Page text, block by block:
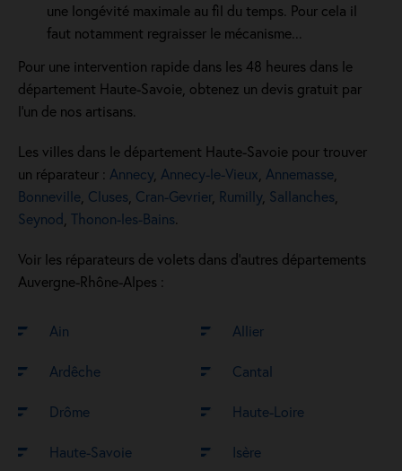
une longévité maximale au fil du temps. Pour cela il
faut notamment regraisser le mécanisme...
Pour une intervention rapide dans les 48 heures dans le
département Haute-Savoie, obtenez un devis gratuit par
l'un de nos artisans.
Les villes dans le département Haute-Savoie pour trouver
un réparateur : Annecy, Annecy-le-Vieux Annemasse
Bonneville Cluses Cran-Gevrier, Rumilly, Sallanches
Seynod Thonon-les-Bains.
Voir les réparateurs de volets dans d’autres départements
Auvergne-Rhône-Alpes :
Ain Allier
Ardêche Cantal
Drôme Haute-Loire
Haute-Savoie Isère